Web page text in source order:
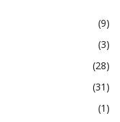
(9)
(3)
(28)
(31)
(1)